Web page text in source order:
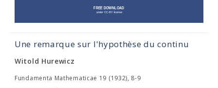
Une remarque sur l'hypothèse du continu
Witold Hurewicz
Fundamenta Mathematicae 19 (1932), 8-9